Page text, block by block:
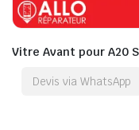
Vitre Avant pour A20
Devis via WhatsApp